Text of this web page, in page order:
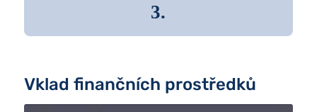
3.
Vklad finančních prostředků